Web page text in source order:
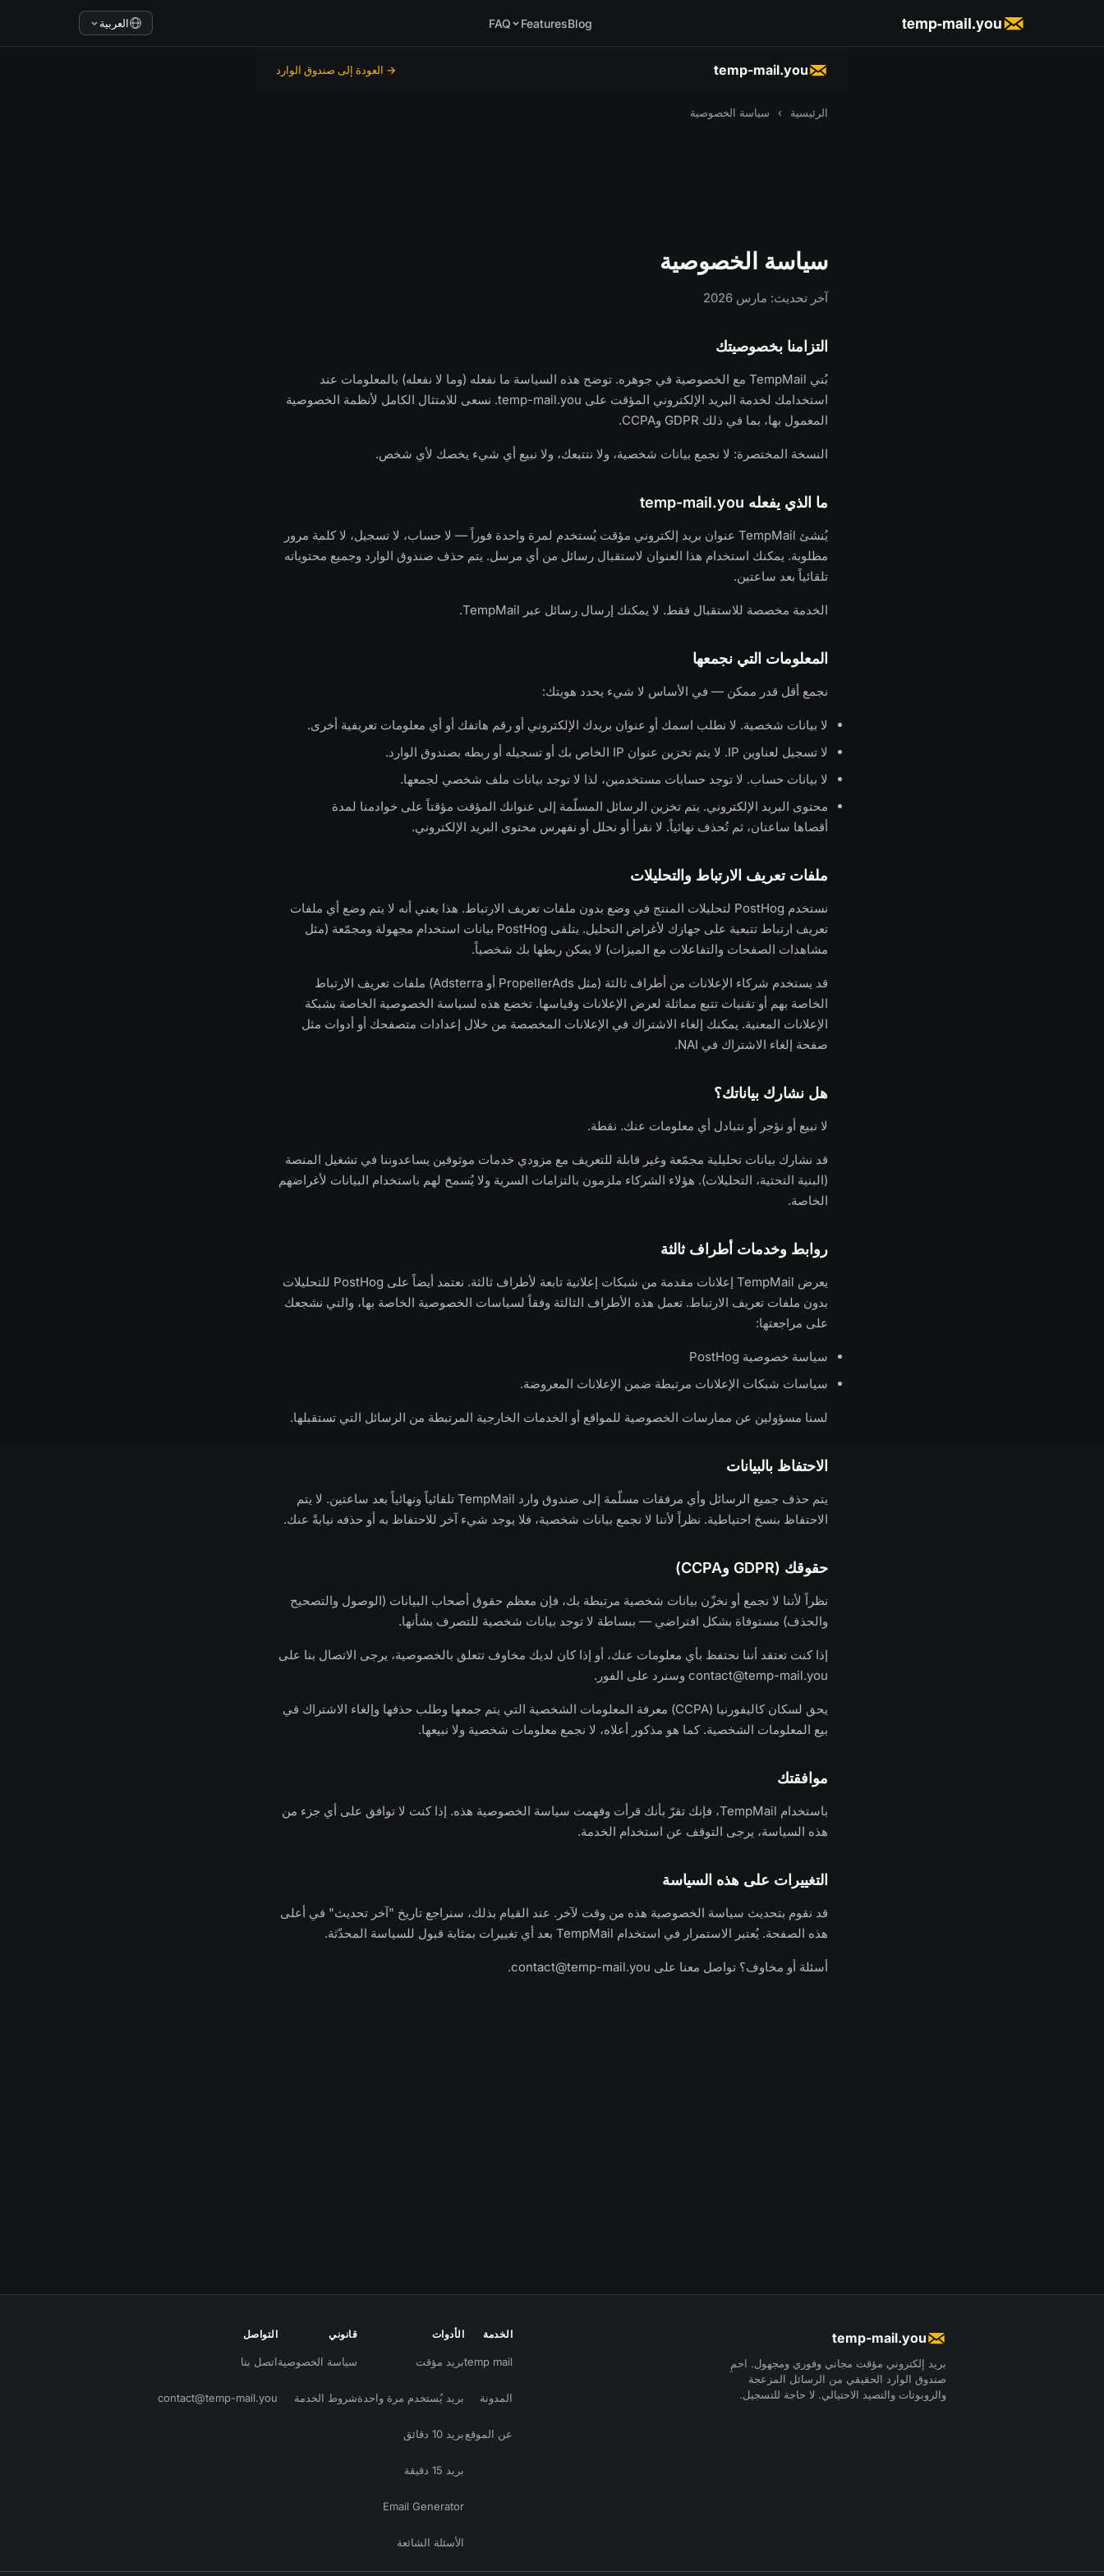
temp-mail.you
Blog
Features
FAQ العربية
temp-mail.you → العودة إلى صندوق الوارد
الرئيسية › سياسة الخصوصية
سياسة الخصوصية
آخر تحديث: مارس 2026
التزامنا بخصوصيتك
بُني TempMail مع الخصوصية في جوهره. توضح هذه السياسة ما نفعله (وما لا نفعله) بالمعلومات عند
استخدامك لخدمة البريد الإلكتروني المؤقت على temp-mail.you. نسعى للامتثال الكامل لأنظمة الخصوصية
المعمول بها، بما في ذلك GDPR وCCPA.
النسخة المختصرة: لا نجمع بيانات شخصية، ولا نتتبعك، ولا نبيع أي شيء يخصك لأي شخص.
ما الذي يفعله temp-mail.you
يُنشئ TempMail عنوان بريد إلكتروني مؤقت يُستخدم لمرة واحدة فوراً — لا حساب، لا تسجيل، لا كلمة مرور
مطلوبة. يمكنك استخدام هذا العنوان لاستقبال رسائل من أي مرسل. يتم حذف صندوق الوارد وجميع محتوياته
تلقائياً بعد ساعتين.
الخدمة مخصصة للاستقبال فقط. لا يمكنك إرسال رسائل عبر TempMail.
المعلومات التي نجمعها
نجمع أقل قدر ممكن — في الأساس لا شيء يحدد هويتك:
لا بيانات شخصية. لا نطلب اسمك أو عنوان بريدك الإلكتروني أو رقم هاتفك أو أي معلومات تعريفية أخرى.
لا تسجيل لعناوين IP. لا يتم تخزين عنوان IP الخاص بك أو تسجيله أو ربطه بصندوق الوارد.
لا بيانات حساب. لا توجد حسابات مستخدمين، لذا لا توجد بيانات ملف شخصي لجمعها.
محتوى البريد الإلكتروني. يتم تخزين الرسائل المسلّمة إلى عنوانك المؤقت مؤقتاً على خوادمنا لمدة
أقصاها ساعتان، ثم تُحذف نهائياً. لا نقرأ أو نحلل أو نفهرس محتوى البريد الإلكتروني.
ملفات تعريف الارتباط والتحليلات
نستخدم PostHog لتحليلات المنتج في وضع بدون ملفات تعريف الارتباط. هذا يعني أنه لا يتم وضع أي ملفات
تعريف ارتباط تتبعية على جهازك لأغراض التحليل. يتلقى PostHog بيانات استخدام مجهولة ومجمّعة (مثل
مشاهدات الصفحات والتفاعلات مع الميزات) لا يمكن ربطها بك شخصياً.
قد يستخدم شركاء الإعلانات من أطراف ثالثة (مثل PropellerAds أو Adsterra) ملفات تعريف الارتباط
الخاصة بهم أو تقنيات تتبع مماثلة لعرض الإعلانات وقياسها. تخضع هذه لسياسة الخصوصية الخاصة بشبكة
الإعلانات المعنية. يمكنك إلغاء الاشتراك في الإعلانات المخصصة من خلال إعدادات متصفحك أو أدوات مثل
صفحة إلغاء الاشتراك في NAI.
هل نشارك بياناتك؟
لا نبيع أو نؤجر أو نتبادل أي معلومات عنك. نقطة.
قد نشارك بيانات تحليلية مجمّعة وغير قابلة للتعريف مع مزودي خدمات موثوقين يساعدوننا في تشغيل المنصة
(البنية التحتية، التحليلات). هؤلاء الشركاء ملزمون بالتزامات السرية ولا يُسمح لهم باستخدام البيانات لأغراضهم
الخاصة.
روابط وخدمات أطراف ثالثة
يعرض TempMail إعلانات مقدمة من شبكات إعلانية تابعة لأطراف ثالثة. نعتمد أيضاً على PostHog للتحليلات
بدون ملفات تعريف الارتباط. تعمل هذه الأطراف الثالثة وفقاً لسياسات الخصوصية الخاصة بها، والتي نشجعك
على مراجعتها:
سياسة خصوصية PostHog
سياسات شبكات الإعلانات مرتبطة ضمن الإعلانات المعروضة.
لسنا مسؤولين عن ممارسات الخصوصية للمواقع أو الخدمات الخارجية المرتبطة من الرسائل التي تستقبلها.
الاحتفاظ بالبيانات
يتم حذف جميع الرسائل وأي مرفقات مسلّمة إلى صندوق وارد TempMail تلقائياً ونهائياً بعد ساعتين. لا يتم
الاحتفاظ بنسخ احتياطية. نظراً لأننا لا نجمع بيانات شخصية، فلا يوجد شيء آخر للاحتفاظ به أو حذفه نيابةً عنك.
حقوقك (GDPR وCCPA)
نظراً لأننا لا نجمع أو نخزّن بيانات شخصية مرتبطة بك، فإن معظم حقوق أصحاب البيانات (الوصول والتصحيح
والحذف) مستوفاة بشكل افتراضي — ببساطة لا توجد بيانات شخصية للتصرف بشأنها.
إذا كنت تعتقد أننا نحتفظ بأي معلومات عنك، أو إذا كان لديك مخاوف تتعلق بالخصوصية، يرجى الاتصال بنا على
contact@temp-mail.you وسنرد على الفور.
يحق لسكان كاليفورنيا (CCPA) معرفة المعلومات الشخصية التي يتم جمعها وطلب حذفها وإلغاء الاشتراك في
بيع المعلومات الشخصية. كما هو مذكور أعلاه، لا نجمع معلومات شخصية ولا نبيعها.
موافقتك
باستخدام TempMail، فإنك تقرّ بأنك قرأت وفهمت سياسة الخصوصية هذه. إذا كنت لا توافق على أي جزء من
هذه السياسة، يرجى التوقف عن استخدام الخدمة.
التغييرات على هذه السياسة
قد نقوم بتحديث سياسة الخصوصية هذه من وقت لآخر. عند القيام بذلك، سنراجع تاريخ "آخر تحديث" في أعلى
هذه الصفحة. يُعتبر الاستمرار في استخدام TempMail بعد أي تغييرات بمثابة قبول للسياسة المحدّثة.
أسئلة أو مخاوف؟ تواصل معنا على contact@temp-mail.you
.
temp-mail.you
بريد إلكتروني مؤقت مجاني وفوري ومجهول. احمِ
صندوق الوارد الحقيقي من الرسائل المزعجة
والروبوتات والتصيد الاحتيالي. لا حاجة للتسجيل.
الخدمة
temp mail
المدونة
عن الموقع
الأدوات
بريد مؤقت
بريد يُستخدم مرة واحدة
بريد 10 دقائق
بريد 15 دقيقة
Email Generator
الأسئلة الشائعة
قانوني
سياسة الخصوصية
شروط الخدمة
التواصل
اتصل بنا
contact@temp-mail.you